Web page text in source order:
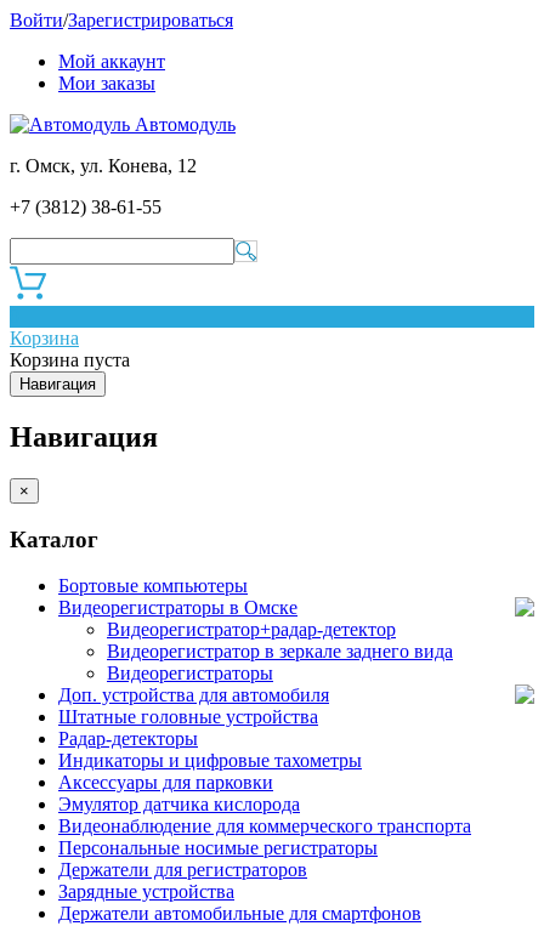
Войти/Зарегистрироваться
Мой аккаунт
Мои заказы
Автомодуль
г. Омск, ул. Конева, 12
+7 (3812) 38-61-55
Корзина
Корзина пуста
Навигация
Навигация
×
Каталог
Бортовые компьютеры
Видеорегистраторы в Омске
Видеорегистратор+радар-детектор
Видеорегистратор в зеркале заднего вида
Видеорегистраторы
Доп. устройства для автомобиля
Штатные головные устройства
Радар-детекторы
Индикаторы и цифровые тахометры
Аксессуары для парковки
Эмулятор датчика кислорода
Видеонаблюдение для коммерческого транспорта
Персональные носимые регистраторы
Держатели для регистраторов
Зарядные устройства
Держатели автомобильные для смартфонов